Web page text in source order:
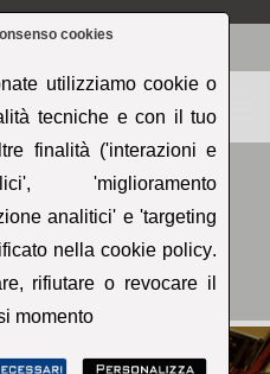
cookies
utilizziamo cookie o
tecniche e con il tuo
finalità ('interazioni e
'miglioramento
analitici' e 'targeting
nellacookie policy.
rifiutare o revocare il
momento